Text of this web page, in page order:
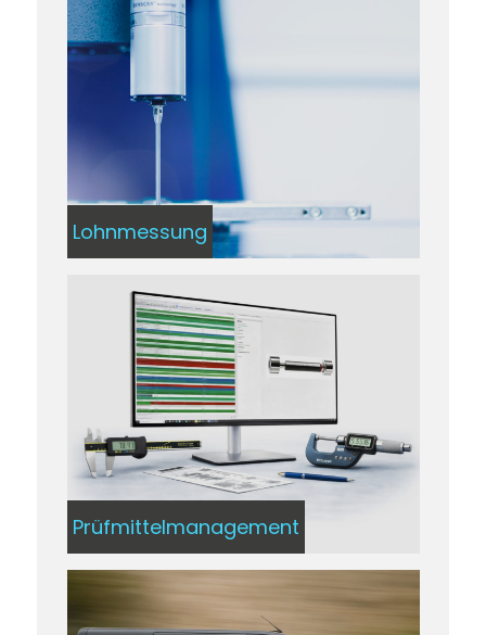
Lohnmessung
Prüfmittelmanagement